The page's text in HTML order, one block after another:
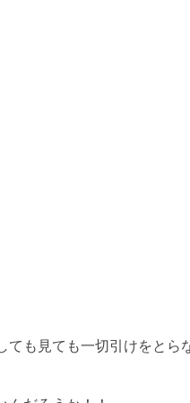
ても見ても一切引けをとら